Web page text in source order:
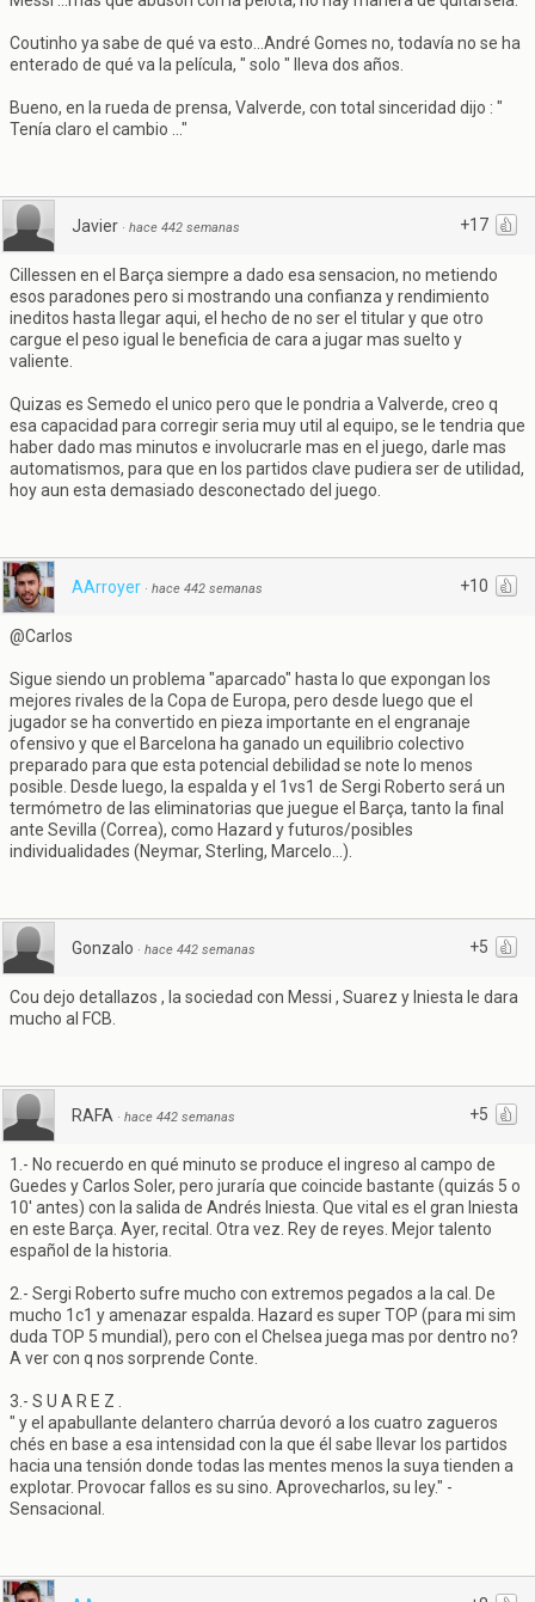
Coutinho ya sabe de qué va esto...André Gomes no, todavía no se ha
enterado de qué va la película, " solo " lleva dos años.
Bueno, en la rueda de prensa, Valverde, con total sinceridad dijo : "
Tenía claro el cambio ..."
+17
Javier · hace 442 semanas
Cillessen en el Barça siempre a dado esa sensacion, no metiendo
esos paradones pero si mostrando una confianza y rendimiento
ineditos hasta llegar aqui, el hecho de no ser el titular y que otro
cargue el peso igual le beneficia de cara a jugar mas suelto y
valiente.
Quizas es Semedo el unico pero que le pondria a Valverde, creo q
esa capacidad para corregir seria muy util al equipo, se le tendria que
haber dado mas minutos e involucrarle mas en el juego, darle mas
automatismos, para que en los partidos clave pudiera ser de utilidad,
hoy aun esta demasiado desconectado del juego.
+10
AArroyer · hace 442 semanas
@Carlos
Sigue siendo un problema "aparcado" hasta lo que expongan los
mejores rivales de la Copa de Europa, pero desde luego que el
jugador se ha convertido en pieza importante en el engranaje
ofensivo y que el Barcelona ha ganado un equilibrio colectivo
preparado para que esta potencial debilidad se note lo menos
posible. Desde luego, la espalda y el 1vs1 de Sergi Roberto será un
termómetro de las eliminatorias que juegue el Barça, tanto la final
ante Sevilla (Correa), como Hazard y futuros/posibles
individualidades (Neymar, Sterling, Marcelo...).
+5
Gonzalo · hace 442 semanas
Cou dejo detallazos , la sociedad con Messi , Suarez y Iniesta le dara
mucho al FCB.
+5
RAFA · hace 442 semanas
1.- No recuerdo en qué minuto se produce el ingreso al campo de
Guedes y Carlos Soler, pero juraría que coincide bastante (quizás 5 o
10' antes) con la salida de Andrés Iniesta. Que vital es el gran Iniesta
en este Barça. Ayer, recital. Otra vez. Rey de reyes. Mejor talento
español de la historia.
2.- Sergi Roberto sufre mucho con extremos pegados a la cal. De
mucho 1c1 y amenazar espalda. Hazard es super TOP (para mi sim
duda TOP 5 mundial), pero con el Chelsea juega mas por dentro no?
A ver con q nos sorprende Conte.
3.- S U A R E Z .
" y el apabullante delantero charrúa devoró a los cuatro zagueros
chés en base a esa intensidad con la que él sabe llevar los partidos
hacia una tensión donde todas las mentes menos la suya tienden a
explotar. Provocar fallos es su sino. Aprovecharlos, su ley." -
Sensacional.